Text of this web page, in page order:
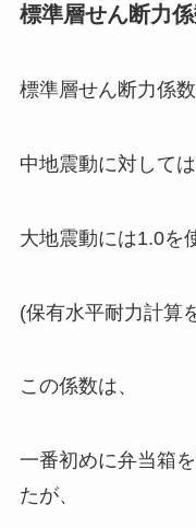
標準層せん断力
標準層せん断力係
中地震動に対して
大地震動には1.0を
(保有水平耐力計算
この係数は、
一番初めに弁当箱
たが、